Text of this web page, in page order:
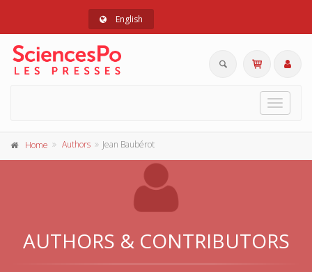
English
Toggle
Home Authors Jean Baubérot
AUTHORS & CONTRIBUTORS